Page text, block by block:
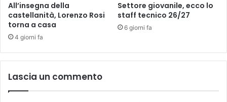
d
e
l
a
All’insegna della
castellanità, Lorenzo Rosi
torna a casa
4 giorni fa
Settore giovanile, ecco lo
staff tecnico 26/27
6 giorni fa
Lascia un commento